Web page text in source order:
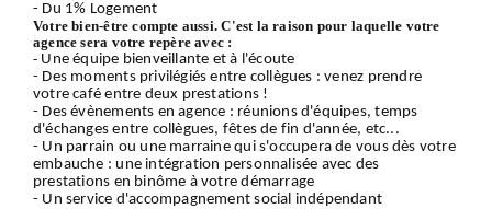
- Du 1% Logement
Votre bien-être compte aussi. C'est la raison pour laquelle votre
agence sera votre repère avec :
- Une équipe bienveillante et à l'écoute
- Des moments privilégiés entre collègues : venez prendre
votre café entre deux prestations !
- Des évènements en agence : réunions d'équipes, temps
d'échanges entre collègues, fêtes de fin d'année, etc...
- Un parrain ou une marraine qui s'occupera de vous dès votre
embauche : une intégration personnalisée avec des
prestations en binôme à votre démarrage
- Un service d'accompagnement social indépendant